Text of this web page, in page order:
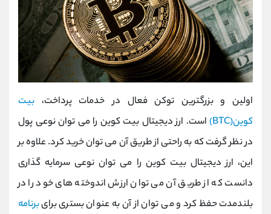
اولین و بزرگترین توکن فعال در خدمات پرداخت، بیت
کوین(BTC)
است. ارز دیجیتال بیت کوین را می توان نوعی پول
در نظر گرفت که به راحتی از طریق آن می توان خرید کرد. علاوه بر
این، ارز دیجیتال بیت کوین را می توان نوعی سرمایه گذاری
دانست که از طریق آن می توان ارزش اندوخته های خود را در
بلندمدت حفظ کرد و می توان از آن به عنوان بستری برایبرنامه